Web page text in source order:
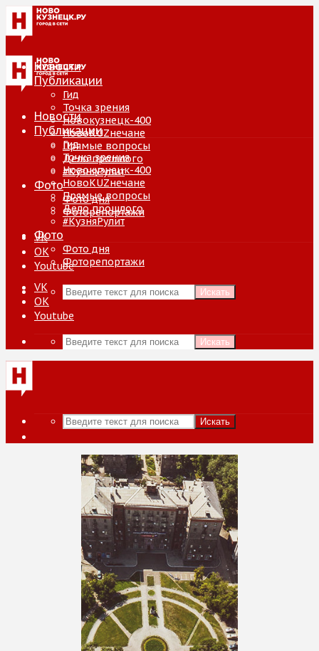
Новости
Публикации
Гид
Точка зрения
Новокузнецк-400
НовоKUZнечане
Прямые вопросы
Дело прошлого
#КузняРулит
Фото
Фото дня
Фоторепортажи
VK
ОК
Youtube
Искать
Новости
Публикации
Гид
Точка зрения
Новокузнецк-400
НовоKUZнечане
Прямые вопросы
Дело прошлого
#КузняРулит
Фото
Фото дня
Фоторепортажи
VK
ОК
Youtube
Искать
Искать